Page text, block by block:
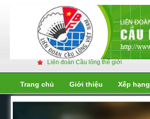
Liên đoàn Cầu lông thế giới
Trang chủ Giới thiệu Xếp hạng